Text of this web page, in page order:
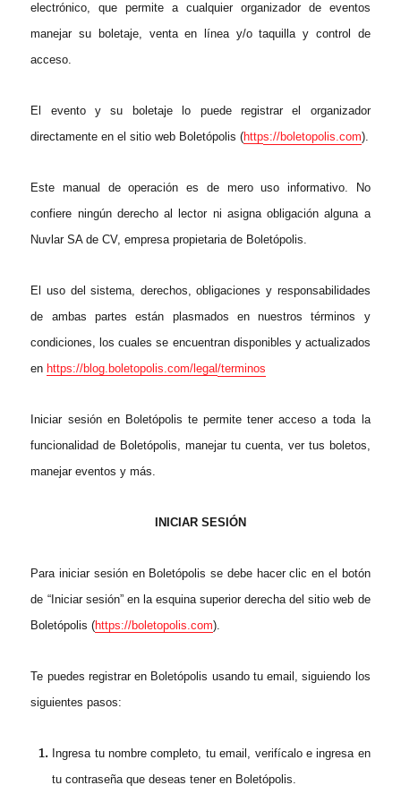
electrónico, que permite a cualquier organizador de eventos
manejar su boletaje, venta en línea y/o taquilla y control de
acceso.
El evento y su boletaje lo puede registrar el organizador
directamente en el sitio web Boletópolis (https://boletopolis.com).
Este manual de operación es de mero uso informativo. No
confiere ningún derecho al lector ni asigna obligación alguna a
Nuvlar SA de CV, empresa propietaria de Boletópolis.
El uso del sistema, derechos, obligaciones y responsabilidades
de ambas partes están plasmados en nuestros términos y
condiciones, los cuales se encuentran disponibles y actualizados
en https://blog.boletopolis.com/legal/terminos
Iniciar sesión en Boletópolis te permite tener acceso a toda la
funcionalidad de Boletópolis,manejartu cuenta, ver tus boletos,
manejar eventos y más.
INICIAR SESIÓN
Para iniciar sesión en Boletópolis se debe hacer clic en el botón
de “Iniciar sesión” en la esquina superior derecha del sitio web de
Boletópolis (https://boletopolis.com).
Te puedes registrar en Boletópolis usando tuemail, siguiendo los
siguientes pasos:
Ingresa tu nombre completo, tu email, verifícalo e ingresa en
tu contraseña que deseas tener en Boletópolis.